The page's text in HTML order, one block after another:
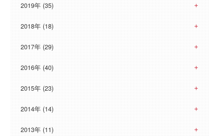
2019年 (35)
2018年 (18)
2017年 (29)
2016年 (40)
2015年 (23)
2014年 (14)
2013年 (11)